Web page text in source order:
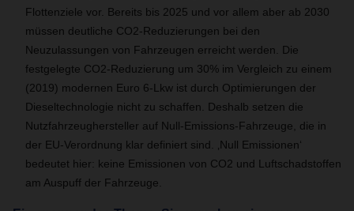
Flottenziele vor. Bereits bis 2025 und vor allem aber ab 2030
müssen deutliche CO2-Reduzierungen bei den
Neuzulassungen von Fahrzeugen erreicht werden. Die
festgelegte CO2-Reduzierung um 30% im Vergleich zu einem
(2019) modernen Euro 6-Lkw ist durch Optimierungen der
Dieseltechnologie nicht zu schaffen. Deshalb setzen die
Nutzfahrzeughersteller auf Null-Emissions-Fahrzeuge, die in
der EU-Verordnung klar definiert sind. ‚Null Emissionen‘
bedeutet hier: keine Emissionen von CO2 und Luftschadstoffen
am Auspuff der Fahrzeuge.